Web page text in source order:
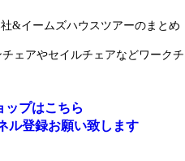
&イームズハウスツアーのまとめ
チェアやセイルチェアなどワーク
ップはこちら
ル登録お願い致します